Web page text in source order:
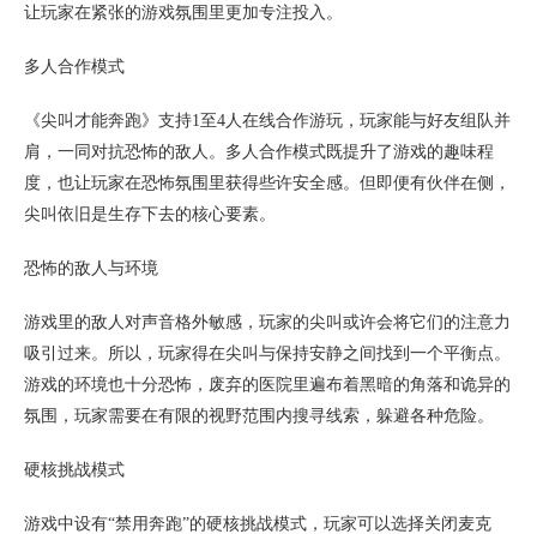
让玩家在紧张的游戏氛围里更加专注投入。
多人合作模式
《尖叫才能奔跑》支持1至4人在线合作游玩，玩家能与好友组队并
肩，一同对抗恐怖的敌人。多人合作模式既提升了游戏的趣味程
度，也让玩家在恐怖氛围里获得些许安全感。但即便有伙伴在侧，
尖叫依旧是生存下去的核心要素。
恐怖的敌人与环境
游戏里的敌人对声音格外敏感，玩家的尖叫或许会将它们的注意力
吸引过来。所以，玩家得在尖叫与保持安静之间找到一个平衡点。
游戏的环境也十分恐怖，废弃的医院里遍布着黑暗的角落和诡异的
氛围，玩家需要在有限的视野范围内搜寻线索，躲避各种危险。
硬核挑战模式
游戏中设有“禁用奔跑”的硬核挑战模式，玩家可以选择关闭麦克